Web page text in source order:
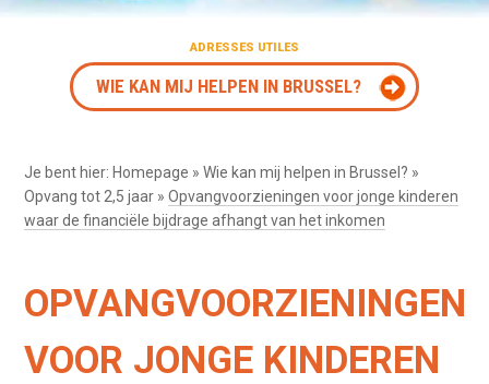
ADRESSES UTILES
WIE KAN MIJ HELPEN IN BRUSSEL?
Je bent hier: Homepage »Wie kan mij helpen in Brussel? »
Opvang tot 2,5 jaar »Opvangvoorzieningen voor jonge kinderen
waar de financiële bijdrage afhangt van het inkomen
OPVANGVOORZIENINGEN
VOOR JONGE KINDEREN